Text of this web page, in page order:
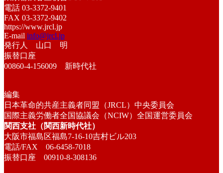
電話 03-3372-9401
FAX 03-3372-9402
https://www.jrcl.jp
E-mail info@jrcl.jp
発行人 山口 明
振替口座
00860-4-156009 新時代社
編集
日本革命的共産主義者同盟（JRCL）中央委員会
国際主義労働者全国協議会（NCIW）全国運営委員会
関西支社（関西新時代社）
大阪市福島区福島7-16-10吉村ビル203
電話/FAX 06-6458-7018
振替口座 00910-8-308136